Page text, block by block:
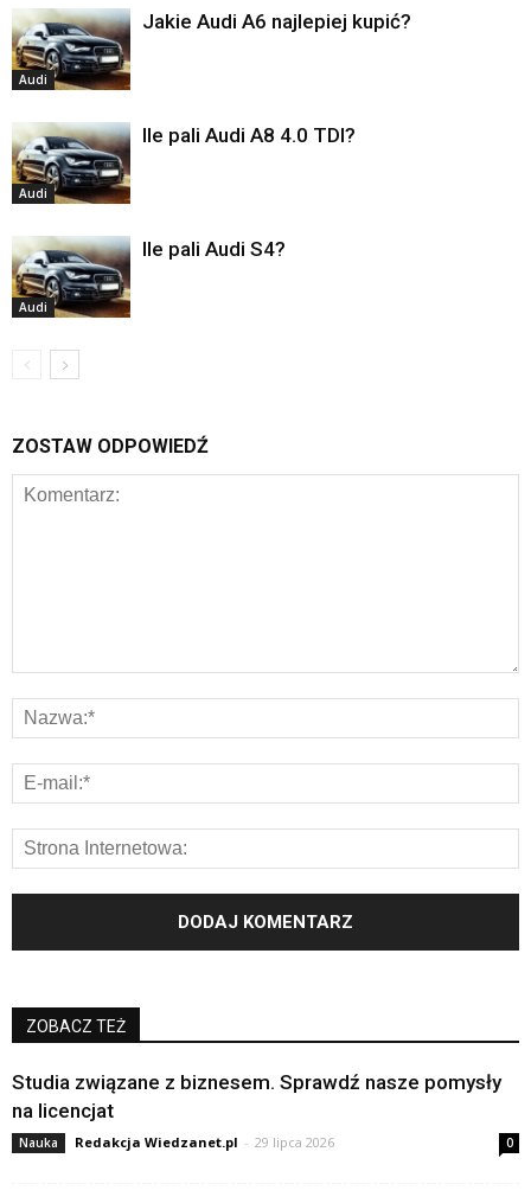
Audi
Jakie Audi A6 najlepiej kupić?
Audi
Ile pali Audi A8 4.0 TDI?
Audi
Ile pali Audi S4?
ZOSTAW ODPOWIEDŹ
ZOBACZ TEŻ
Studia związane z biznesem. Sprawdź nasze pomysły
na licencjat
Nauka Redakcja Wiedzanet.pl - 29 lipca 2026 0